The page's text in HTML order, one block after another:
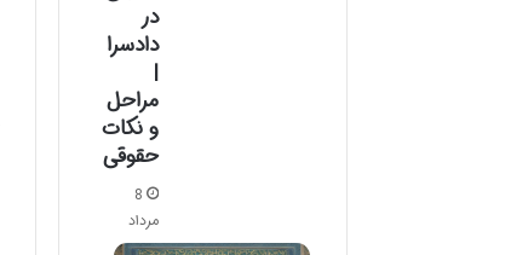
در
دادسرا
|
مراحل
و نکات
حقوقی
8
مرداد